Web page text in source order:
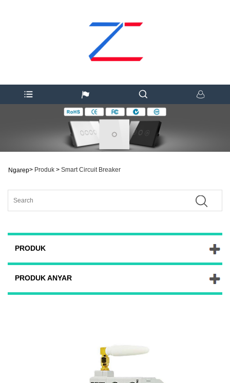
Ngarep> Produk > Smart Circuit Breaker
PRODUK
PRODUK ANYAR